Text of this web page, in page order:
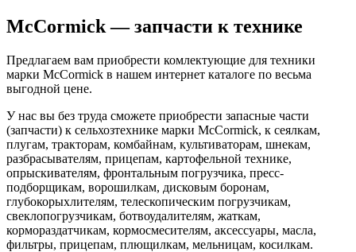
McCormick — запчасти к технике
Предлагаем вам приобрести комлектующие для техники
марки McCormick в нашем интернет каталоге по весьма
выгодной цене.
У нас вы без труда сможете приобрести запасные части
(запчасти) к сельхозтехнике марки McCormick, к сеялкам,
плугам, тракторам, комбайнам, культиваторам, шнекам,
разбрасывателям, прицепам, картофельной технике,
опрыскивателям, фронтальным погрузчика, пресс-
подборщикам, ворошилкам, дисковым боронам,
глубокорыхлителям, телескопическим погрузчикам,
свеклопогрузчикам, ботвоудалителям, жаткам,
кормораздатчикам, кормосмесителям, аксессуары, масла,
фильтры, прицепам, плющилкам, мельницам, косилкам.